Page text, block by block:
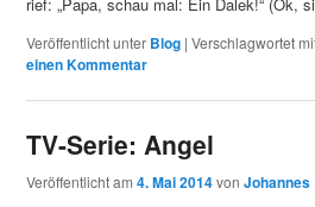
Veröffentlicht unter Blog |Verschlagwortet
einen Kommentar
TV-Serie: Angel
Veröffentlicht am4. Mai 2014vonJohannes